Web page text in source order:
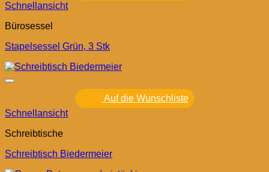
Schnellansicht
Bürosessel
Stapelsessel Grün, 3 Stk
Auf die Wunschliste
Schnellansicht
Schreibtische
Schreibtisch Biedermeier